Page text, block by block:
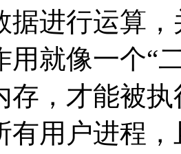
据进行运算
用就像一个“
存，才能被
有用户进程